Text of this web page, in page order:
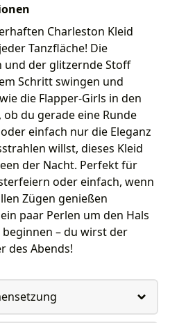
Charleston Kleid
Tanzfläche! Die
und der glitzernde Stoff
Schritt swingen und
die Flapper-Girls in den
ob du gerade eine Runde
einfach nur die Eleganz
willst, dieses Kleid
der Nacht. Perfekt für
oder einfach, wenn
Zügen genießen
paar Perlen um den Hals
– du wirst der
des Abends!